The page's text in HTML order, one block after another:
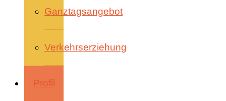
Ganztagsangebot
Verkehrserziehung
Profil